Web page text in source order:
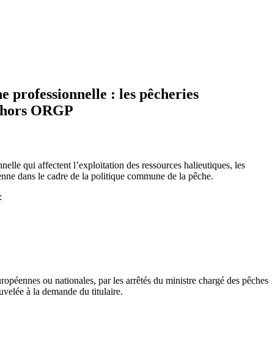
professionnelle : les pêcheries
ORGP
qui affectent l’exploitation des ressources halieutiques, les
dans le cadre de la politique commune de la pêche.
ou nationales, par les arrêtés du ministre chargé des pêches
à la demande du titulaire.